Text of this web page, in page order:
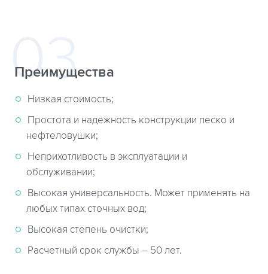
Преимущества
Низкая стоимость;
Простота и надежность конструкции песко и
нефтеловушки;
Неприхотливость в эксплуатации и
обслуживании;
Высокая универсальность. Может применять на
любых типах сточных вод;
Высокая степень очистки;
Расчетный срок службы – 50 лет.